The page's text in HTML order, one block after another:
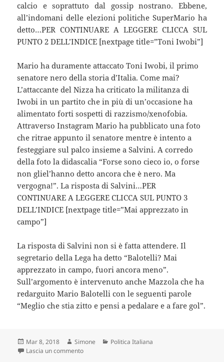
calcio e soprattuto dal gossip nostrano. Ebbene,
all’indomani delle elezioni politiche SuperMario ha
detto…PER CONTINUARE A LEGGERE CLICCA SUL
PUNTO 2 DELL’INDICE [nextpage title=”Toni Iwobi”]
Mario ha duramente attaccato Toni Iwobi, il primo
senatore nero della storia d’Italia. Come mai?
L’attaccante del Nizza ha criticato la militanza di
Iwobi in un partito che in più di un’occasione ha
alimentato forti sospetti di razzismo/xenofobia.
Attraverso Instagram Mario ha pubblicato una foto
che ritrae appunto il senatore mentre è intento a
festeggiare sul palco insieme a Salvini. A corredo
della foto la didascalia “Forse sono cieco io, o forse
non gliel’hanno detto ancora che è nero. Ma
vergogna!”. La risposta di Salvini…PER
CONTINUARE A LEGGERE CLICCA SUL PUNTO 3
DELL’INDICE [nextpage title=”Mai apprezzato in
campo”]
La risposta di Salvini non si è fatta attendere. Il
segretario della Lega ha detto “Balotelli? Mai
apprezzato in campo, fuori ancora meno”.
Sull’argomento è intervenuto anche Mazzola che ha
redarguito Mario Balotelli con le seguenti parole
“Meglio che stia zitto e pensi a pedalare e a fare gol”.
Scritto
il
Mar 8, 2018 Autore
Simone Categorie
Politica Italiana
Lascia un commentosu BRUTTISSIME FRASI DI BALOTELLI E SALVINI